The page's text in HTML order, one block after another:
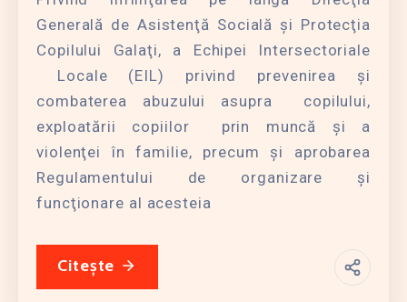
Generală de Asistenţă Socială şi Protecţia
Copilului Galaţi, a Echipei Intersectoriale
Locale (EIL) privind prevenirea şi
combaterea abuzului asupra copilului,
exploatării copiilor prin muncă şi a
violenţei în familie, precum şi aprobarea
Regulamentului de organizare şi
funcţionare al acesteia
Citește